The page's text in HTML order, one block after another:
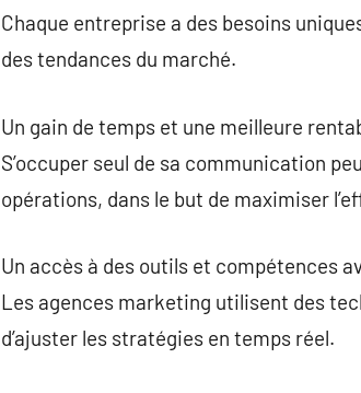
Chaque entreprise a des besoins
des tendances du marché.
Un gain de temps et une meilleure
S’occuper seul de sa communication
opérations, dans le but de maximiser
Un accès à des outils et compétences
Les agences marketing utilisent des
d’ajuster les stratégies en temps réel.